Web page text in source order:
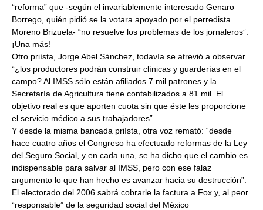
“reforma” que -según el invariablemente interesado Genaro
Borrego, quién pidió se la votara apoyado por el perredista
Moreno Brizuela- “no resuelve los problemas de los jornaleros”.
¡Una más!
Otro priísta, Jorge Abel Sánchez, todavía se atrevió a observar
“¿los productores podrán construir clínicas y guarderías en el
campo? Al IMSS sólo están afiliados 7 mil patrones y la
Secretaría de Agricultura tiene contabilizados a 81 mil. El
objetivo real es que aporten cuota sin que éste les proporcione
el servicio médico a sus trabajadores”.
Y desde la misma bancada priísta, otra voz remató: “desde
hace cuatro años el Congreso ha efectuado reformas de la Ley
del Seguro Social, y en cada una, se ha dicho que el cambio es
indispensable para salvar al IMSS, pero con ese falaz
argumento lo que han hecho es avanzar hacia su destrucción”.
El electorado del 2006 sabrá cobrarle la factura a Fox y, al peor
“responsable” de la seguridad social del México